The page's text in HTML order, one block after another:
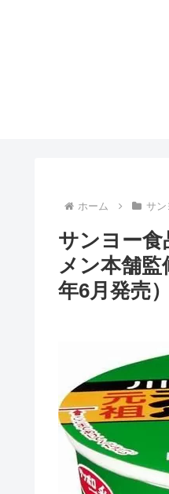
ホーム サン
サンヨー
メン本舗
年6月発売）